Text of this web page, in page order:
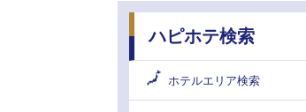
ハピホテ検索
ホテルエリア検索